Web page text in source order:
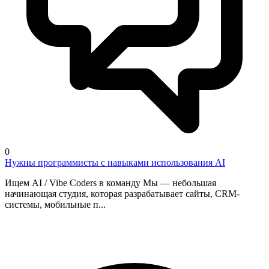
0
Нужны программисты с навыками использования AI
Ищем AI / Vibe Coders в команду Мы — небольшая
начинающая студия, которая разрабатывает сайты, CRM-
системы, мобильные п...